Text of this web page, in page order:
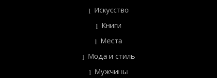
Искусство
Книги
Места
Мода и стиль
Мужчины